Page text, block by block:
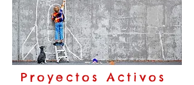
Proyectos Activos